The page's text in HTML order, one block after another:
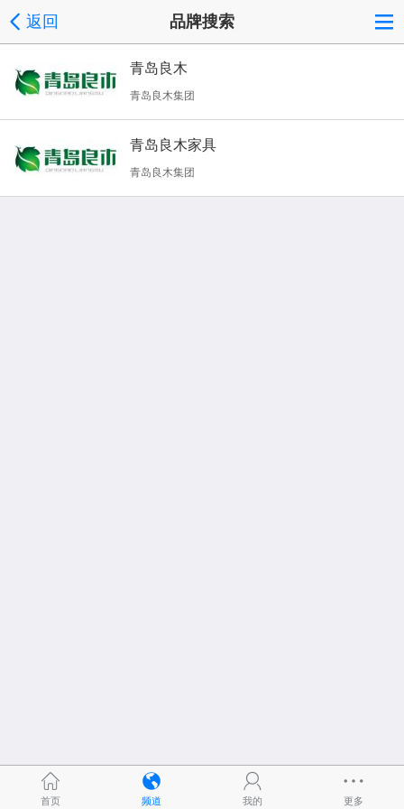
返回 品牌搜索
青岛良木
青岛良木集团
青岛良木家具
青岛良木集团
首页 频道 我的 更多